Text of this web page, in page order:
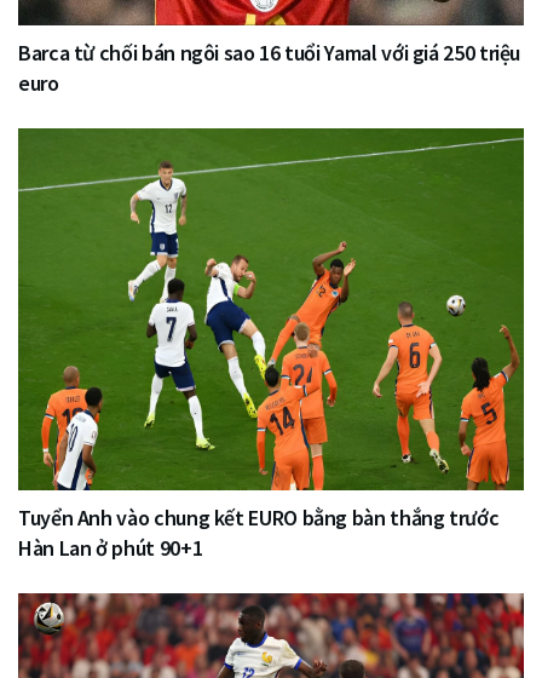
Barca từ chối bán ngôi sao 16 tuổi Yamal với giá 250 triệu
euro
Tuyển Anh vào chung kết EURO bằng bàn thắng trước
Hàn Lan ở phút 90+1